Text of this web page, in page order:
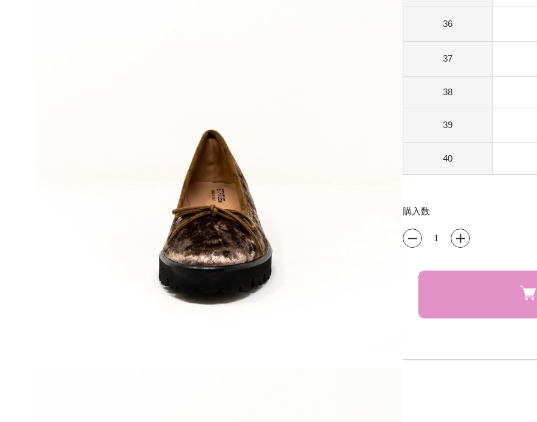
36
37
38
39
40
購入数
30,580円(税2,780円)
在庫：1
30,580円(税2,780円)
在庫：1
37
30,580円(税2,780円)